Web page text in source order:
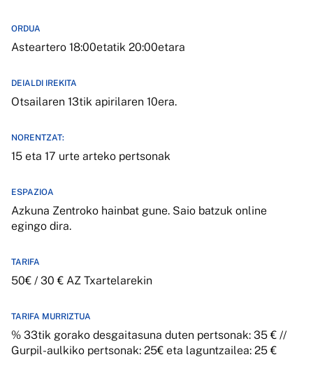
ORDUA
Asteartero 18:00etatik 20:00etara
DEIALDI IREKITA
Otsailaren 13tik apirilaren 10era.
NORENTZAT:
15 eta 17 urte arteko pertsonak
ESPAZIOA
Azkuna Zentroko hainbat gune. Saio batzuk online
egingo dira.
TARIFA
50€ / 30 € AZ Txartelarekin
TARIFA MURRIZTUA
% 33tik gorako desgaitasuna duten pertsonak: 35 € //
Gurpil-aulkiko pertsonak: 25€ eta laguntzailea: 25 €